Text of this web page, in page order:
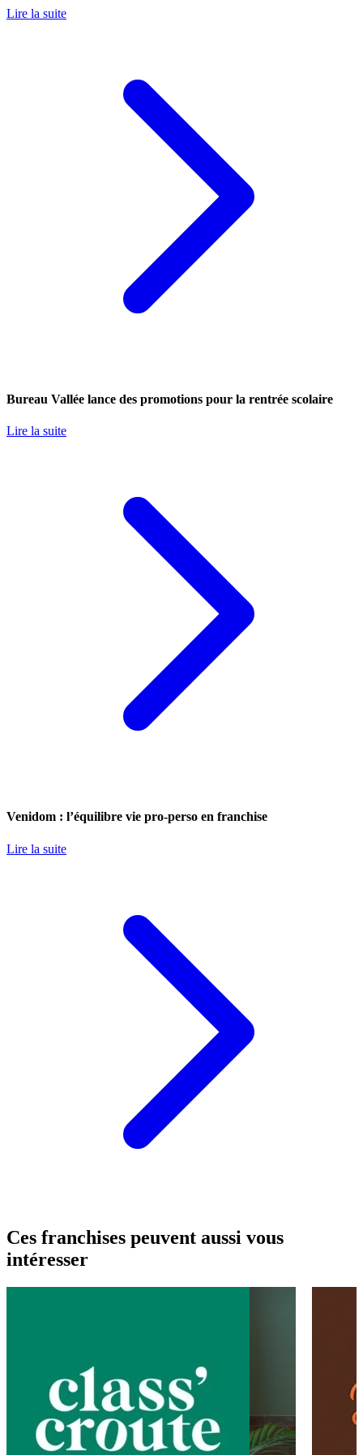
Lire la suite
Bureau Vallée lance des promotions pour la rentrée scolaire
Lire la suite
Venidom : l’équilibre vie pro-perso en franchise
Lire la suite
Ces franchises peuvent aussi vous
intéresser